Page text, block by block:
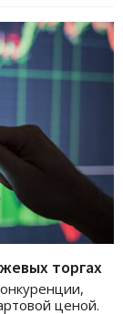
торгах
ценой.